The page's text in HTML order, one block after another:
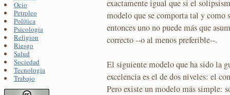
Ocio
Petroleo
Política
Psicologia
Religion
Riesgo
Salud
Sociedad
Tecnologia
Trabajo
exactamente igual que si el
modelo que se comporta tal y
entonces uno no puede más que
correcto --o al menos preferible--.
El siguiente modelo que ha sido la
excelencia es el de dos niveles: el
Pero existe un modelo más simple: